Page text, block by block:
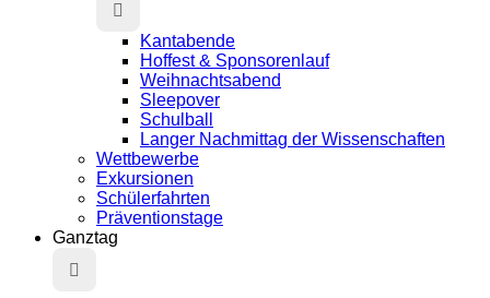
Kantabende
Hoffest & Sponsorenlauf
Weihnachtsabend
Sleepover
Schulball
Langer Nachmittag der Wissenschaften
Wettbewerbe
Exkursionen
Schülerfahrten
Präventionstage
Ganztag